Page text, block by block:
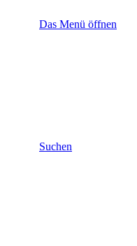
Das Menü öffnen
Suchen